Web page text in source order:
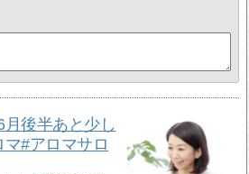
後半あと少し
#アロマサロ